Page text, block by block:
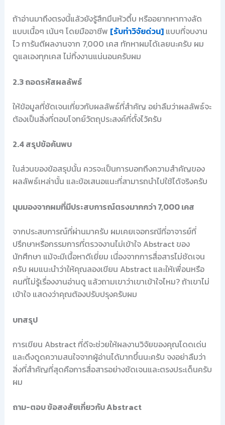
ถ้าอ่านมาถึงตรงนี้แล้วยังรู้สึกมึนหัวตึ้บ หรืออยากหาทางลัด
แบบเนื้อๆ เน้นๆ โดยมืออาชีพ [รับทำวิจัยด่วน]แบบที่จบงาน
ไว การันตีผลงานจาก 7,000 เคส ทักหาผมได้เลยนะครับ ผม
ดูแลเองทุกเคส ไม่ทิ้งงานแน่นอนครับผม
2.3 ถอดรหัสผลลัพธ์
ให้ข้อมูลที่ชัดเจนเกี่ยวกับผลลัพธ์ที่สำคัญ อย่าลืมว่าผลลัพธ์จะ
ต้องเป็นสิ่งที่ตอบโจทย์วัตถุประสงค์ที่ตั้งไว้ครับ
2.4 สรุปข้อค้นพบ
ในส่วนของข้อสรุปนั้น ควรจะเป็นการบอกถึงความสำคัญของ
ผลลัพธ์เหล่านั้น และข้อเสนอแนะที่สามารถนำไปใช้ได้จริงครับ
มุมมองจากผมที่มีประสบการณ์ตรงมากกว่า 7,000 เคส
จากประสบการณ์ที่ผ่านมาครับ ผมเคยเจอกรณีที่อาจารย์ที่
ปรึกษาหรือกรรมการที่ตรวจงานไม่เข้าใจ Abstract ของ
นักศึกษา แม้จะมีเนื้อหาดีเยี่ยม เนื่องจากการสื่อสารไม่ชัดเจน
ครับ ผมแนะนำว่าให้คุณลองเขียน Abstract และให้เพื่อนหรือ
คนที่ไม่รู้เรื่องงานอ่านดู แล้วถามเขาว่าเขาเข้าใจไหม? ถ้าเขาไม่
เข้าใจ แสดงว่าคุณต้องปรับปรุงครับผม
บทสรุป
การเขียน Abstract ที่ดีจะช่วยให้ผลงานวิจัยของคุณโดดเด่น
และดึงดูดความสนใจจากผู้อ่านได้มากขึ้นนะครับ จงอย่าลืมว่า
สิ่งที่สำคัญที่สุดคือการสื่อสารอย่างชัดเจนและตรงประเด็นครับ
ผม
ถาม-ตอบ ข้อสงสัยเกี่ยวกับ Abstract